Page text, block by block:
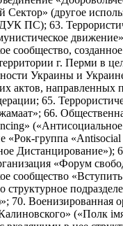
(другое
ПС); 63.
сообщество,
г. Перми в
Украины и
актов, направленных
65.
66.
«Рок-группа «Antisocial
Дистанцирование»);
«Форум
сообщество
70. Военизированная
(«Полк